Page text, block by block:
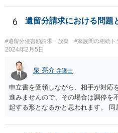
ん。 また，不動産の名義を移転す
名捺印を得る必要があります。 し
難と思われます。 「ＡＢＣ間の遺産
死亡し，二次相続が発生した」とい
議の内容を前提とした主張をするこ
人は応じない姿勢を示していること
主張としては維持しつつも，現実的
しどころ）としては，譲歩すること
れません。
6 遺留分請求における問題
#遺留分侵害額請求・放棄 #家族間の相続ト
2024年2月5日
泉 亮介 弁護士
申立書を受領しながら、相手が対応
進みませんので、その場合は調停を
起する形となるかと思われます。
め、後からひっくり返すということ